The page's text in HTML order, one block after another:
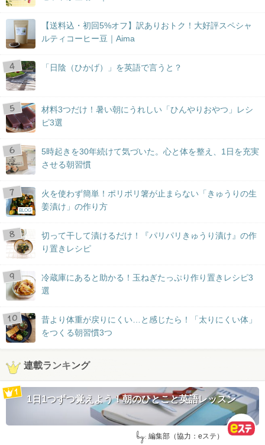
【送料込・初回5%オフ】訳ありおトク！大好評スペシャ
ルティコーヒー豆｜Aima
「日陰（ひかげ）」を英語で言うと？
材料3つだけ！暑い朝にうれしい「ひんやりおやつ」レシ
ピ3選
5時起きを30年続けて気づいた。心と体を整え、1日を充実
させる朝習慣
BLOG
火を使わず簡単！ポリポリ箸が止まらない「きゅうりの生
姜漬け」の作り方
切って干して漬けるだけ！『パリパリきゅうり漬け』の作
り置きレシピ
冷蔵庫にあると助かる！玉ねぎたっぷり作り置きレシピ3
選
昔より体重が戻りにくい…と感じたら！「太りにくい体」
をつくる朝習慣3つ
連載ランキング
1日1つずつ覚えよう！朝のひとこと英語レッスン
by: 編集部（協力：eステ）